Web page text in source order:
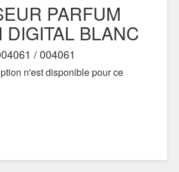
vous intéresse
accompagner
OK pour moi
PARFUM
DIGITAL BLANC
/ 004061
n'est disponible pour ce